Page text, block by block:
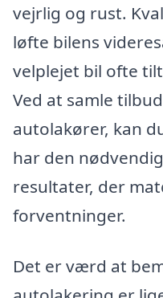
vejrlig og rust.
løfte bilens
velplejet bil ofte
Ved at samle
autolakører, kan
har den
resultater, der
forventninger.
Det er værd at